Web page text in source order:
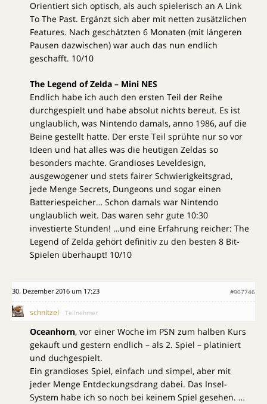
Orientiert sich optisch, als auch spielerisch an A Link
To The Past. Ergänzt sich aber mit netten zusätzlichen
Features. Nach geschätzten 6 Monaten (mit längeren
Pausen dazwischen) war auch das nun endlich
geschafft. 10/10
The Legend of Zelda – Mini NES
Endlich habe ich auch den ersten Teil der Reihe
durchgespielt und habe absolut nichts bereut. Es ist
unglaublich, was Nintendo damals, anno 1986, auf die
Beine gestellt hatte. Der erste Teil sprühte nur so vor
Ideen und hat alles was die heutigen Zeldas so
besonders machte. Grandioses Leveldesign,
ausgewogener und stets fairer Schwierigkeitsgrad,
jede Menge Secrets, Dungeons und sogar einen
Batteriespeicher… Schon damals war Nintendo
unglaublich weit. Das waren sehr gute 10:30
investierte Stunden! …und eine Erfahrung reicher: The
Legend of Zelda gehört definitiv zu den besten 8 Bit-
Spielen überhaupt! 10/10
30. Dezember 2016 um 17:23 #907746
schnitzel Teilnehmer
Oceanhorn, vor einer Woche im PSN zum halben Kurs
gekauft und gestern endlich – als 2. Spiel – platiniert
und duchgespielt.
Ein grandioses Spiel, einfach und simpel, aber mit
jeder Menge Entdeckungsdrang dabei. Das Insel-
System habe ich so noch bei keinem Spiel gesehen. …